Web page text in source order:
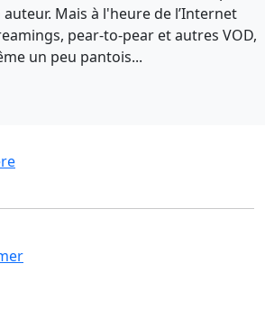
Mais à l'heure de l’Internet
pear-to-pear et autres VOD,
un peu pantois...